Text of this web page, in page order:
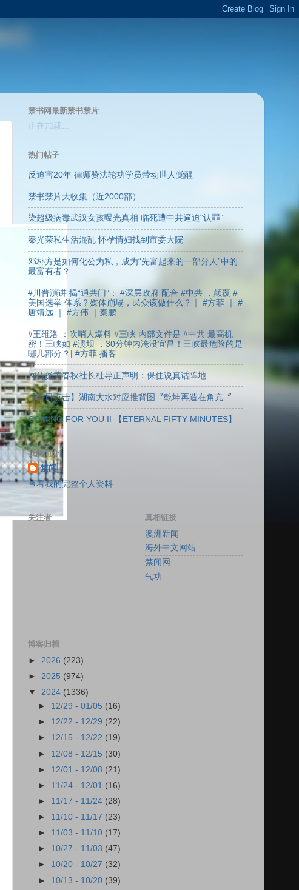
禁书网最新禁书禁片
正在加载...
热门帖子
反迫害20年 律师赞法轮功学员带动世人觉醒
禁书禁片大收集（近2000部）
染超级病毒武汉女孩曝光真相 临死遭中共逼迫“认罪”
秦光荣私生活混乱 怀孕情妇找到市委大院
邓朴方是如何化公为私，成为“先富起来的一部分人”中的
最富有者？
#川普演讲 揭“通共门”： #深层政府 配合 #中共 ，颠覆 #
美国选举 体系？媒体崩塌，民众该做什么？｜ #方菲 ｜ #
唐靖远 ｜ #方伟 ｜秦鹏
#王维洛 ：吹哨人爆料 #三峡 内部文件是 #中共 最高机
密！三峡如 #溃坝 ，30分钟内淹没宜昌！三峡最危险的是
哪几部分？| #方菲 播客
网传炎黄春秋社长杜导正声明：保住说真话阵地
【今日点击】湖南大水对应推背图〝乾坤再造在角亢〞
COMING FOR YOU II 【ETERNAL FIFTY MINUTES】
我的简介
禁闻
查看我的完整个人资料
关注者
真相链接
澳洲新闻
海外中文网站
禁闻网
气功
博客归档
► 2026 (223)
► 2025 (974)
▼ 2024 (1336)
► 12/29 - 01/05 (16)
► 12/22 - 12/29 (22)
► 12/15 - 12/22 (19)
► 12/08 - 12/15 (30)
► 12/01 - 12/08 (21)
► 11/24 - 12/01 (16)
► 11/17 - 11/24 (28)
► 11/10 - 11/17 (23)
► 11/03 - 11/10 (17)
► 10/27 - 11/03 (47)
► 10/20 - 10/27 (32)
► 10/13 - 10/20 (39)